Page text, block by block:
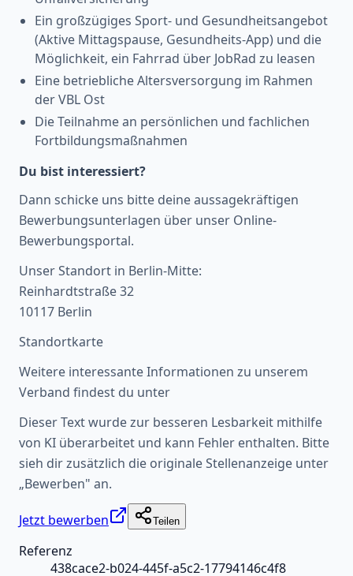
Ein großzügiges Sport- und Gesundheitsangebot
(Aktive Mittagspause, Gesundheits-App) und die
Möglichkeit, ein Fahrrad über JobRad zu leasen
Eine betriebliche Altersversorgung im Rahmen
der VBL Ost
Die Teilnahme an persönlichen und fachlichen
Fortbildungsmaßnahmen
Du bist interessiert?
Dann schicke uns bitte deine aussagekräftigen
Bewerbungsunterlagen über unser Online-
Bewerbungsportal.
Unser Standort in Berlin-Mitte:
Reinhardtstraße 32
10117 Berlin
Standortkarte
Weitere interessante Informationen zu unserem
Verband findest du unter
Dieser Text wurde zur besseren Lesbarkeit mithilfe
von KI überarbeitet und kann Fehler enthalten. Bitte
sieh dir zusätzlich die originale Stellenanzeige unter
„Bewerben" an.
Jetzt bewerben Teilen
Referenz
438cace2-b024-445f-a5c2-17794146c4f8